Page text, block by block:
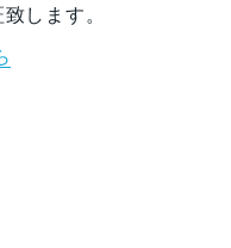
します。